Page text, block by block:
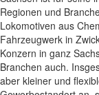
Regionen und
Lokomotiven aus
Fahrzeugwerk in
Konzern in ganz
Branchen auch.
aber kleiner und